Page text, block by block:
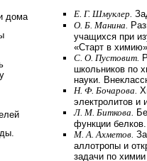
дома
Е. Г. Шмуклер.
О. Б. Манина.
учащихся при
«Старт в
С. О. Пустовит.
школьников по
науки.
Н. Ф. Бочарова.
электролитов и
Л. М. Биткова.
функции
М. А. Ахметов.
аллотропы и
задачи по химии